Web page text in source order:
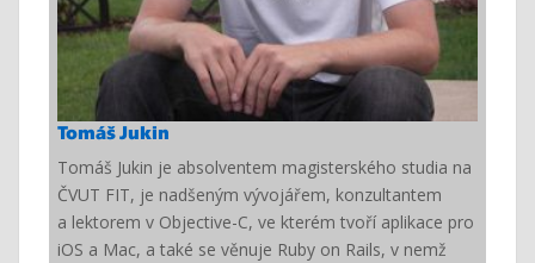
Tomáš Jukin
Tomáš Jukin je absolventem magisterského studia na
ČVUT FIT, je nadšeným vývojářem, konzultantem
a lektorem v Objective-C, ve kterém tvoří aplikace pro
iOS a Mac, a také se věnuje Ruby on Rails, v nemž